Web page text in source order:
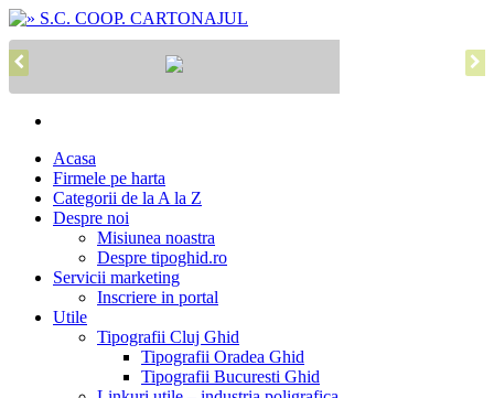
Acasa
Firmele pe harta
Categorii de la A la Z
Despre noi
Misiunea noastra
Despre tipoghid.ro
Servicii marketing
Inscriere in portal
Utile
Tipografii Cluj Ghid
Tipografii Oradea Ghid
Tipografii Bucuresti Ghid